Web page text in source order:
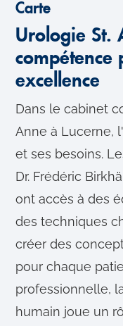
n
t
Carte
Urologie St.
compétence
excellence
Dans le cabinet
Anne à Lucerne,
et ses besoins.
Dr. Frédéric
ont accès à des
des techniques
créer des
pour chaque
professionnelle,
humain joue un